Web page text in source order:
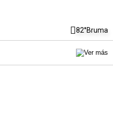
82°Bruma